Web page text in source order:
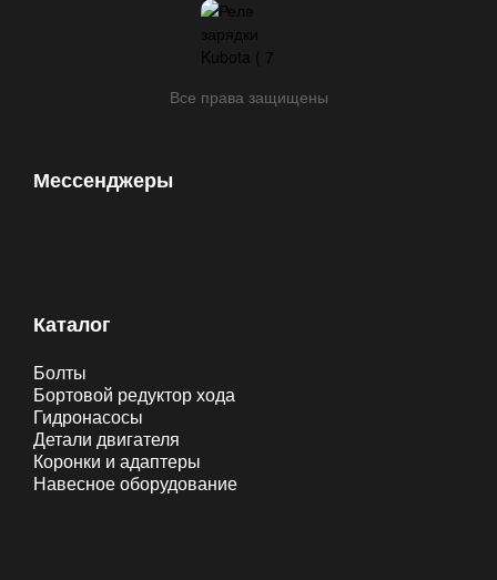
Все права защищены
Мессенджеры
Каталог
Болты
Бортовой редуктор хода
Гидронасосы
Детали двигателя
Коронки и адаптеры
Навесное оборудование